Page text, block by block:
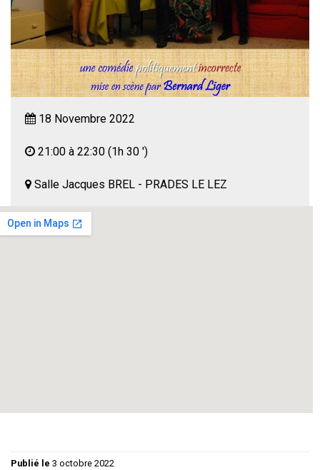
18 Novembre 2022
21:00 à 22:30 (1h 30 ')
Salle Jacques BREL - PRADES LE LEZ
Prades en scène
Publié le 3 octobre 2022